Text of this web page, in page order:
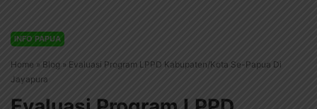
INFO PAPUA
Home » Blog » Evaluasi Program LPPD Kabupaten/Kota Se-Papua Di
Jayapura